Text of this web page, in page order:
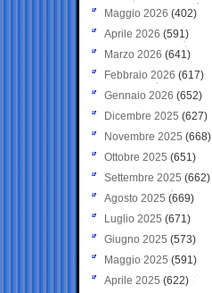
Maggio 2026 (402)
Aprile 2026 (591)
Marzo 2026 (641)
Febbraio 2026 (617)
Gennaio 2026 (652)
Dicembre 2025 (627)
Novembre 2025 (668)
Ottobre 2025 (651)
Settembre 2025 (662)
Agosto 2025 (669)
Luglio 2025 (671)
Giugno 2025 (573)
Maggio 2025 (591)
Aprile 2025 (622)